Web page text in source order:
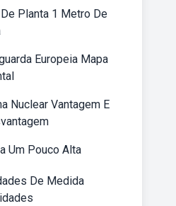
Planta 1 Metro De
Europeia Mapa
Nuclear Vantagem E
Um Pouco Alta
De Medida